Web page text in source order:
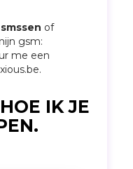
smssen of
gsm:
me een
.
IK JE